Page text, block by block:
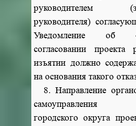
руководителем
руководителя)
Уведомление об
согласовании
изъятии должно
на основания такого
8. Направление
самоуправления
городского округа